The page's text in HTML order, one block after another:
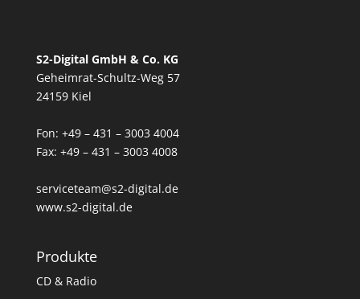
S2-Digital GmbH & Co. KG
Geheimrat-Schultz-Weg 57
24159 Kiel
Fon: +49 – 431 – 3003 4004
Fax: +49 – 431 – 3003 4008
serviceteam@s2-digital.de
www.s2-digital.de
Produkte
CD & Radio